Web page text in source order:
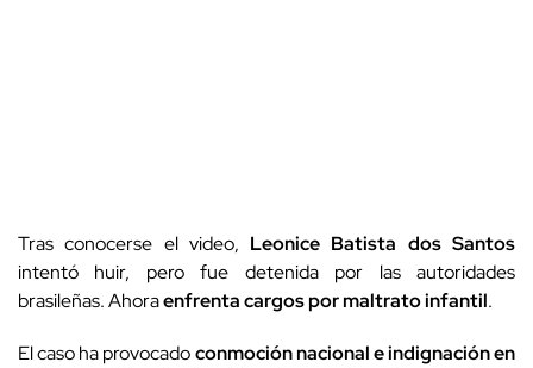
Tras conocerse el video, Leonice Batista dos Santos
intentó huir, pero fue detenida por las autoridades
brasileñas. Ahoraenfrenta cargos por maltrato infantil.
El caso ha provocadoconmoción nacional e indignación en